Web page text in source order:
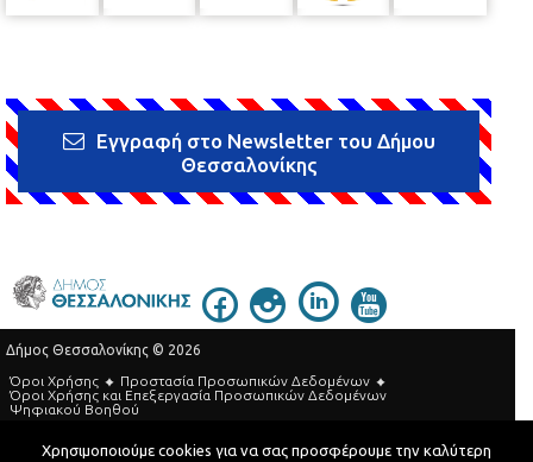
Εγγραφή στο Newsletter του Δήμου
Θεσσαλονίκης
Δήμος Θεσσαλονίκης © 2026
Όροι Χρήσης
Προστασία Προσωπικών Δεδομένων
Όροι Xρήσης και Eπεξεργασία Προσωπικών Δεδομένων
Ψηφιακού Βοηθού
Τηλεφωνικός Κατάλογος
Χρησιμοποιούμε cookies για να σας προσφέρουμε την καλύτερη